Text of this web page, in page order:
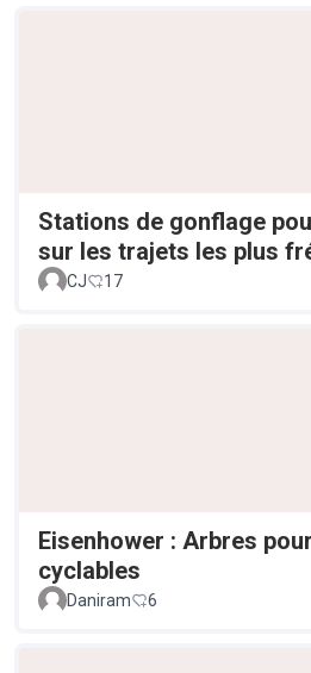
Stations de gonflage
sur les trajets les plus
CJ 17
Eisenhower : Arbres
cyclables
Daniram 6